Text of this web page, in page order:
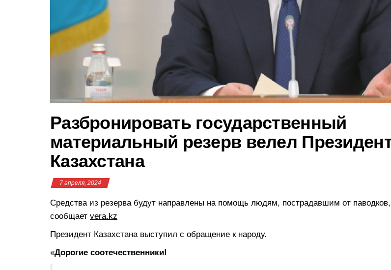
Разбронировать государственный
материальный резерв велел
Казахстана
7 апреля, 2024
Средства из резерва будут направлены на помощь людям, пострадавшим от паводков,
сообщает vera.kz
Президент Казахстана выступил с обращение к народу.
«Дорогие соотечественники!